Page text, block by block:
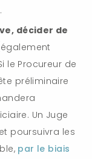
décider de
le Procureur de
préliminaire
Un Juge
poursuivra les
par le biais